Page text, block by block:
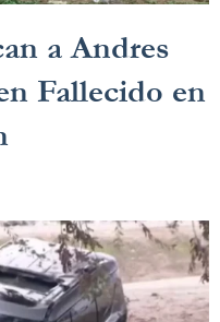
a Andres
Fallecido en